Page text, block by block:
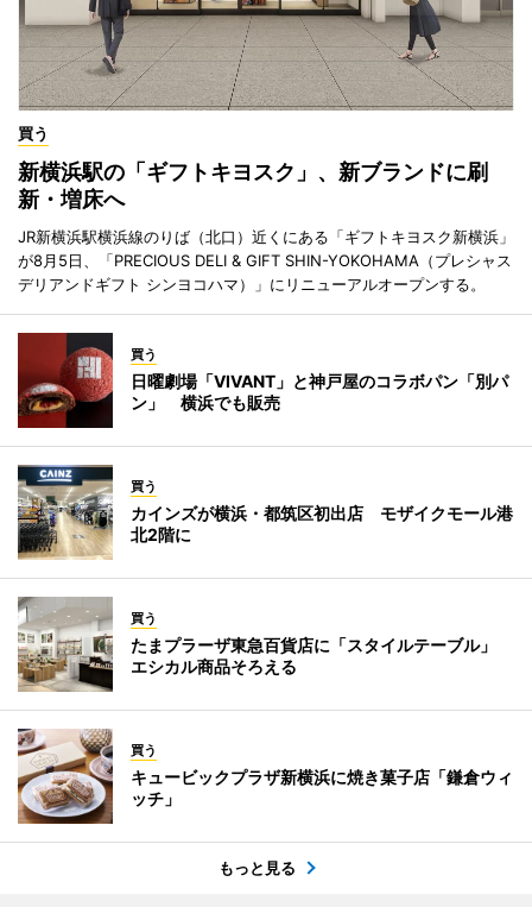
買う
新横浜駅の「ギフトキヨスク」、新ブランドに刷
新・増床へ
JR新横浜駅横浜線のりば（北口）近くにある「ギフトキヨスク新横浜」
が8月5日、「PRECIOUS DELI & GIFT SHIN-YOKOHAMA（プレシャス
デリアンドギフト シンヨコハマ）」にリニューアルオープンする。
買う
日曜劇場「VIVANT」と神戸屋のコラボパン「別パ
ン」 横浜でも販売
買う
カインズが横浜・都筑区初出店 モザイクモール港
北2階に
買う
たまプラーザ東急百貨店に「スタイルテーブル」
エシカル商品そろえる
買う
キュービックプラザ新横浜に焼き菓子店「鎌倉ウィ
ッチ」
もっと見る